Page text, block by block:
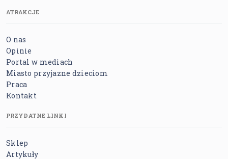
ATRAKCJE
O nas
Opinie
Portal w mediach
Miasto przyjazne dzieciom
Praca
Kontakt
PRZYDATNE LINKI
Sklep
Artykuły